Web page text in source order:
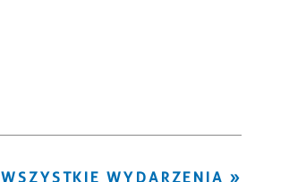
Miejsce
WSZYSTKIE WYDARZENIA